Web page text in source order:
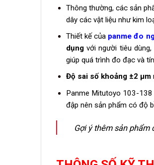
Thông thường, các sản
dây các vật liệu như kim
Thiết kế của panme đo
dụngvới người tiêu
giúp quá trình đo đạc và
Độ sai số khoảng ±2 µm
Panme Mitutoyo 103-
đập nên sản phẩm có độ
Gợi ý thêm sản phẩm